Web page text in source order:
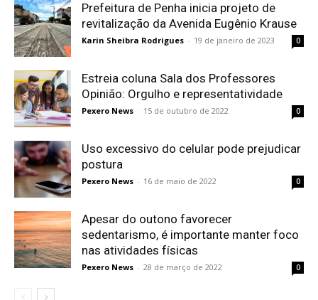
Prefeitura de Penha inicia projeto de
revitalização da Avenida Eugênio Krause
Karin Sheibra Rodrigues - 19 de janeiro de 2023 0
Estreia coluna Sala dos Professores
Opinião: Orgulho e representatividade
Pexero News - 15 de outubro de 2022 0
Uso excessivo do celular pode prejudicar
postura
Pexero News - 16 de maio de 2022 0
Apesar do outono favorecer
sedentarismo, é importante manter foco
nas atividades físicas
Pexero News - 28 de março de 2022 0